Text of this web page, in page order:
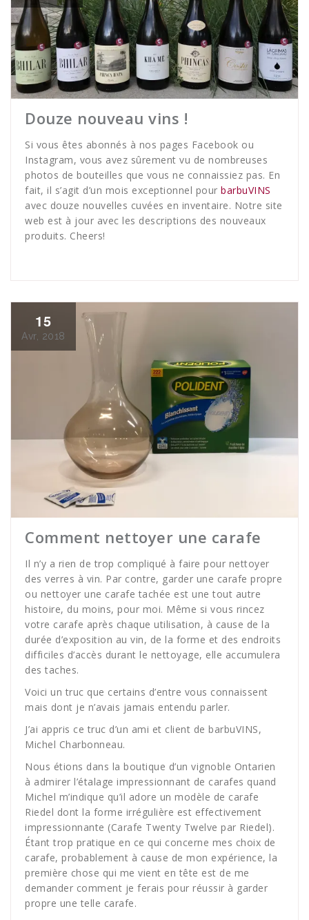
Douze nouveau vins !
Si vous êtes abonnés à nos pages Facebook ou
Instagram, vous avez sûrement vu de nombreuses
photos de bouteilles que vous ne connaissiez pas. En
fait, il s’agit d’un mois exceptionnel pour barbuVINS
avec douze nouvelles cuvées en inventaire. Notre site
web est à jour avec les descriptions des nouveaux
produits. Cheers!
15
Avr, 2018
Comment nettoyer une carafe
Il n’y a rien de trop compliqué à faire pour nettoyer
des verres à vin. Par contre, garder une carafe propre
ou nettoyer une carafe tachée est une tout autre
histoire, du moins, pour moi. Même si vous rincez
votre carafe après chaque utilisation, à cause de la
durée d’exposition au vin, de la forme et des endroits
difficiles d’accès durant le nettoyage, elle accumulera
des taches.
Voici un truc que certains d’entre vous connaissent
mais dont je n’avais jamais entendu parler.
J’ai appris ce truc d’un ami et client de barbuVINS,
Michel Charbonneau.
Nous étions dans la boutique d’un vignoble Ontarien
à admirer l’étalage impressionnant de carafes quand
Michel m’indique qu’il adore un modèle de carafe
Riedel dont la forme irrégulière est effectivement
impressionnante (Carafe Twenty Twelve par Riedel).
Étant trop pratique en ce qui concerne mes choix de
carafe, probablement à cause de mon expérience, la
première chose qui me vient en tête est de me
demander comment je ferais pour réussir à garder
propre une telle carafe.